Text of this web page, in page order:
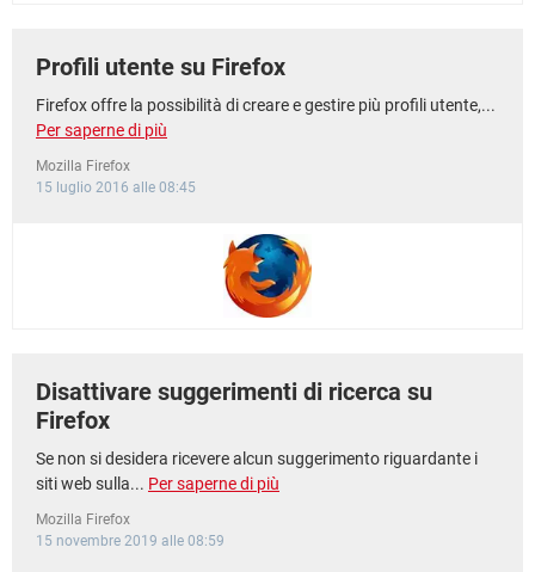
Profili utente su Firefox
Firefox offre la possibilità di creare e gestire più profili utente,...
Per saperne di più
Mozilla Firefox
15 luglio 2016 alle 08:45
Disattivare suggerimenti di ricerca su
Firefox
Se non si desidera ricevere alcun suggerimento riguardante i
siti web sulla... Per saperne di più
Mozilla Firefox
15 novembre 2019 alle 08:59